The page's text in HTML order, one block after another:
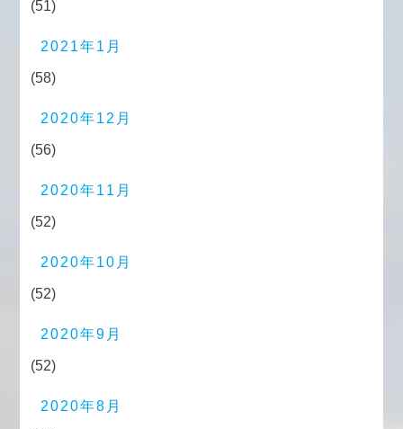
(51)
2021年1月
(58)
2020年12月
(56)
2020年11月
(52)
2020年10月
(52)
2020年9月
(52)
2020年8月